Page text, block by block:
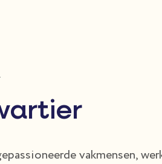
vakmensen,